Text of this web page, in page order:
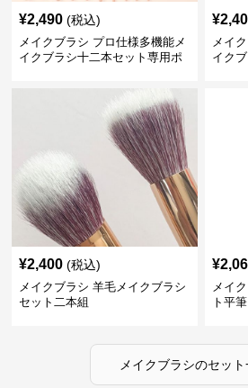
¥2,490 (税込)
メイクブラシ プロ仕様多機能メ
イクブラシ十二本セット専用ポ
¥
メイ
イク
¥2,400 (税込)
メイクブラシ 羊毛メイクブラシ
セット二本組
¥
メイ
ト平
メイクブラシのセット